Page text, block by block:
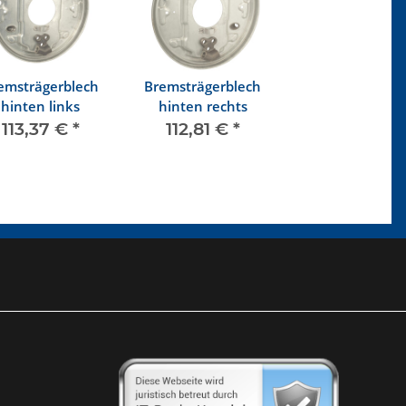
hinten links
113,37 € *
Bremsträgerblech
hinten rechts
112,81 € *